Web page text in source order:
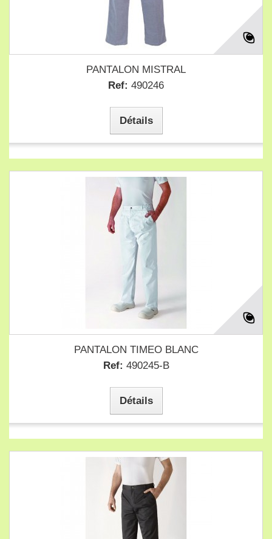
PANTALON MISTRAL
Ref: 490246
Détails
PANTALON TIMEO BLANC
Ref: 490245-B
Détails